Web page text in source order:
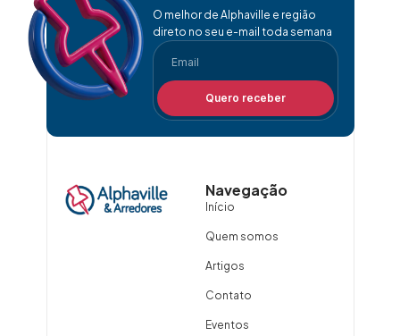
O melhor de Alphaville e região
direto no seu e-mail toda semana
Quero receber
Navegação
Início
Quem somos
Artigos
Contato
Eventos